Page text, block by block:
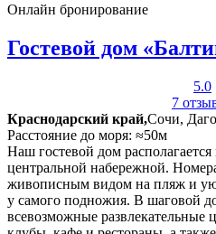
Онлайн бронирование
Гостевой дом
5.0
7
Краснодарский край,Сочи,
Расстояние до моря: ≈50м
Наш гостевой дом
центральной набережной.
живописным видом на пляж и
у самого подножия. В шаговой
всевозможные